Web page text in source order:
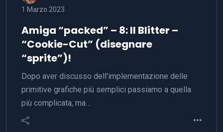
1 Marzo 2023
Amiga “packed” – 8: Il Blitter –
“Cookie-Cut” (disegnare
“sprite”)!
Dopo aver discusso dell'implementazione delle
primitive grafiche più semplici passiamo a quella
più complicata, ma…